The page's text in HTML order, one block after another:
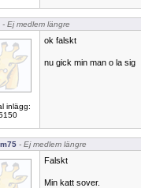
- Ej medlem längre
inlägg:
ok falskt
nu gick min man o la sig
- Ej medlem längre
Falskt
Min katt sover.